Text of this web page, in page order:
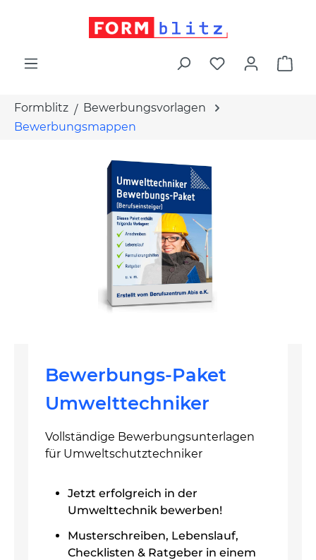
Formblitz
Bewerbungsvorlagen
Bewerbungsmappen
Bewerbungs-Paket
Umwelttechniker
Vollständige Bewerbungsunterlagen
für Umweltschutztechniker
Jetzt erfolgreich in der
Umwelttechnik bewerben!
Musterschreiben, Lebenslauf,
Checklisten & Ratgeber in einem